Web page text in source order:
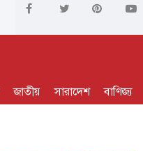
জাতীয় সারাদেশ বাণিজ্য